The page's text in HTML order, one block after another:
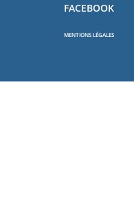
FACEBOOK
MENTIONS LÉGALES